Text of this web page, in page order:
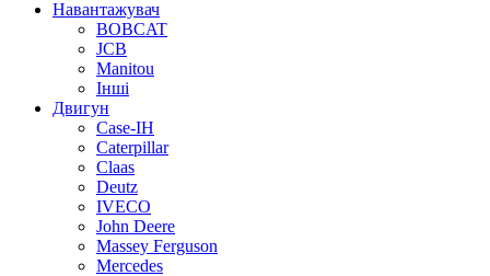
Навантажувач
BOBCAT
JCB
Manitou
Інші
Двигун
Case-IH
Caterpillar
Claas
Deutz
IVECO
John Deere
Massey Ferguson
Mercedes